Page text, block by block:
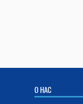
О НАС